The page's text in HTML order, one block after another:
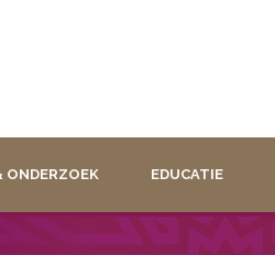
ONDERZOEK EDUCATIE